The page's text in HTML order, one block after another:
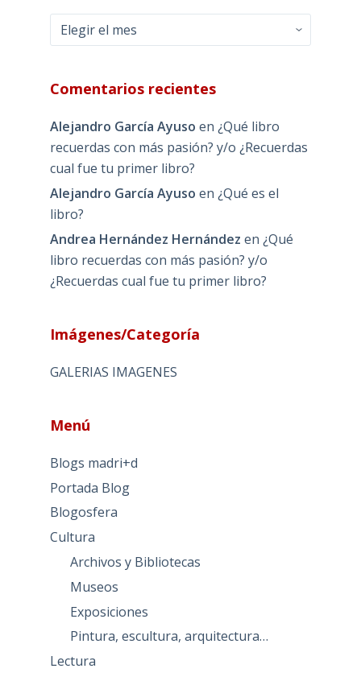
Archivos
Comentarios recientes
Alejandro García Ayuso en ¿Qué libro
recuerdas con más pasión? y/o ¿Recuerdas
cual fue tu primer libro?
Alejandro García Ayuso en ¿Qué es el
libro?
Andrea Hernández Hernández en ¿Qué
libro recuerdas con más pasión? y/o
¿Recuerdas cual fue tu primer libro?
Imágenes/Categoría
GALERIAS IMAGENES
Menú
Blogs madri+d
Portada Blog
Blogosfera
Cultura
Archivos y Bibliotecas
Museos
Exposiciones
Pintura, escultura, arquitectura…
Lectura